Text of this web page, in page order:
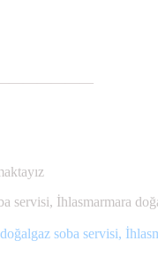
servisi, İhlasmarmara
soba servisi,